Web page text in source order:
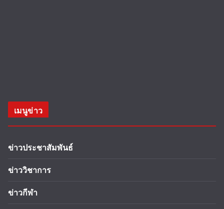
เมนูข่าว
ข่าวประชาสัมพันธ์
ข่าววิชาการ
ข่าวกีฬา